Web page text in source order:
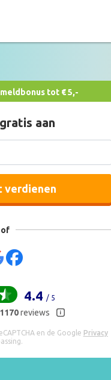
tot € 5,-
aan
verdienen
4.4 / 5
1170reviews
en de Google Privacy